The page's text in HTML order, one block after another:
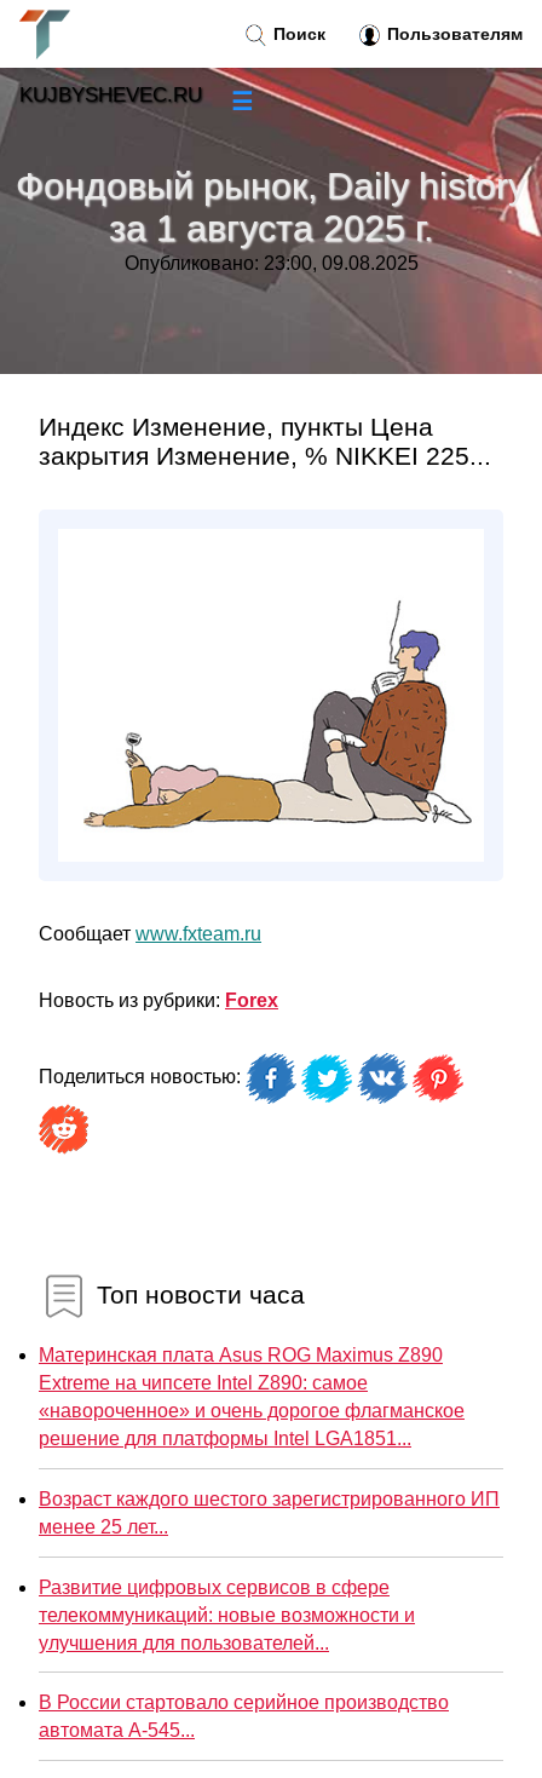
Фондовый рынок, Daily history
за 1 августа 2025 г.
Опубликовано: 23:00, 09.08.2025
Индекс Изменение, пункты Цена
закрытия Изменение, % NIKKEI 225...
Сообщает www.fxteam.ru
Новость из рубрики: Forex
Поделиться новостью:
Топ новости часа
Материнская плата Asus ROG Maximus Z890
Extreme на чипсете Intel Z890: самое
«навороченное» и очень дорогое флагманское
решение для платформы Intel LGA1851...
Возраст каждого шестого зарегистрированного ИП
менее 25 лет...
Развитие цифровых сервисов в сфере
телекоммуникаций: новые возможности и
улучшения для пользователей...
В России стартовало серийное производство
автомата А-545...
Поиск Пользователям
KUJBYSHEVEC.RU ☰
»
Тренды новостей »
»
Контакт»